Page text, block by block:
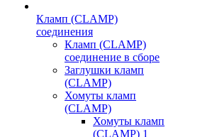
Кламп (CLAMP)
соединения
Кламп (CLAMP)
соединение в сборе
Заглушки кламп
(CLAMP)
Хомуты кламп
(CLAMP)
Хомуты кламп
(CLAMP) 1